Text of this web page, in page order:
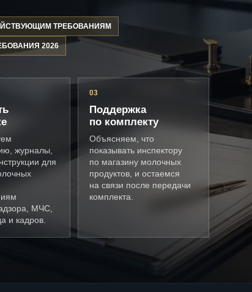
ТРЕБОВАНИЯМ
2026
журналы,
для
МЧС,
и кадров.
03
Поддержка
по комплекту
Объясняем, что
показывать инспектору
по магазину молочных
продуктов, и остаемся
на связи после передачи
комплекта.